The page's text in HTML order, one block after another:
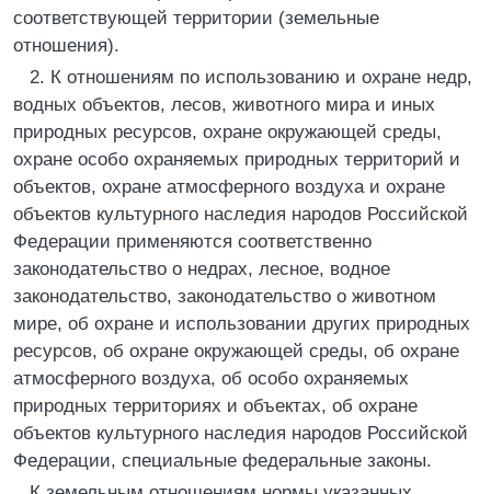
соответствующей территории (земельные
отношения).
2. К отношениям по использованию и охране недр,
водных объектов, лесов, животного мира и иных
природных ресурсов, охране окружающей среды,
охране особо охраняемых природных территорий и
объектов, охране атмосферного воздуха и охране
объектов культурного наследия народов Российской
Федерации применяются соответственно
законодательство о недрах, лесное, водное
законодательство, законодательство о животном
мире, об охране и использовании других природных
ресурсов, об охране окружающей среды, об охране
атмосферного воздуха, об особо охраняемых
природных территориях и объектах, об охране
объектов культурного наследия народов Российской
Федерации, специальные федеральные законы.